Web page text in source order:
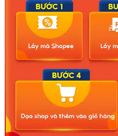
Cảnh báo thủ
bẫy’ tinh vi
Gần 1.200 tỷ
chính sách hỗ